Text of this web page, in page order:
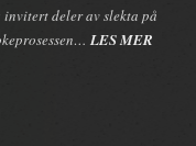
invitert deler av slekta på
LES MER